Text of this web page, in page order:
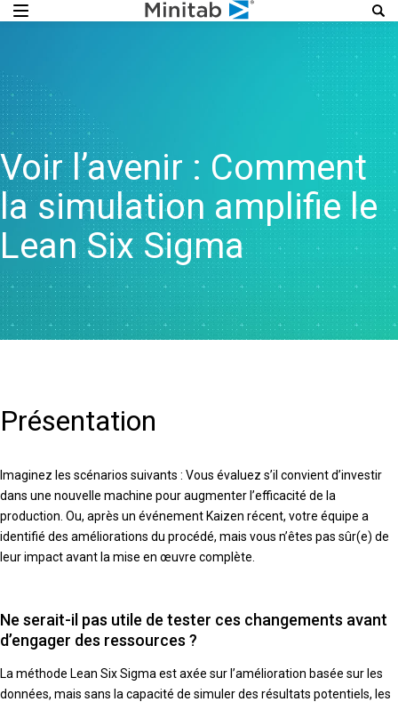
Voir l’avenir : Comment
la simulation amplifie le
Lean Six Sigma
Présentation
Imaginez les scénarios suivants : Vous évaluez s’il convient d’investir
dans une nouvelle machine pour augmenter l’efficacité de la
production. Ou, après un événement Kaizen récent, votre équipe a
identifié des améliorations du procédé, mais vous n’êtes pas sûr(e) de
leur impact avant la mise en œuvre complète.
Ne serait-il pas utile de tester ces changements avant
d’engager des ressources ?
La méthode Lean Six Sigma est axée sur l’amélioration basée sur les
données, mais sans la capacité de simuler des résultats potentiels, les